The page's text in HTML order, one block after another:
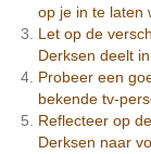
op je in te laten
Let op de
Derksen deelt
Probeer een
bekende tv-
Reflecteer op
Derksen naar